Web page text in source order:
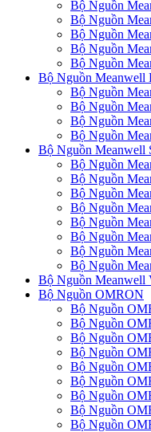
Bộ Nguồn
Bộ Nguồn
Bộ Nguồn
Bộ Nguồn
Bộ Nguồn
Bộ Nguồn Meanwell
Bộ Nguồn
Bộ Nguồn
Bộ Nguồn
Bộ Nguồn
Bộ Nguồn Meanwell
Bộ Nguồn
Bộ Nguồn
Bộ Nguồn
Bộ Nguồn
Bộ Nguồn
Bộ Nguồn
Bộ Nguồn
Bộ Nguồn
Bộ Nguồn Meanwell
Bộ Nguồn OMRON
Bộ Nguồn
Bộ Nguồn
Bộ Nguồn
Bộ Nguồn
Bộ Nguồn
Bộ Nguồn
Bộ Nguồn
Bộ Nguồn
Bộ Nguồn